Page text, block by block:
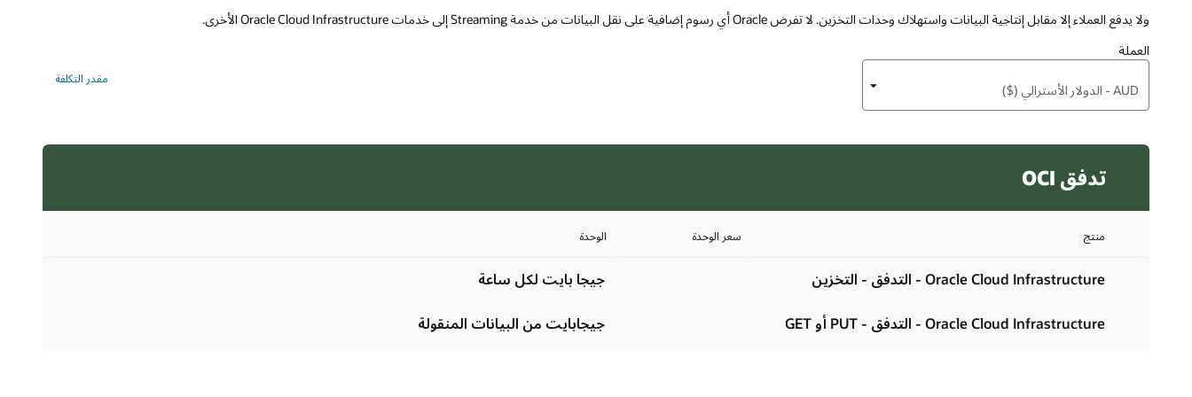
ولا يدفع العملاء إلا مقابل إنتاجية البيانات واستهلاك وحدات التخزين. لا تفرض Oracle أي رسوم إضافية على نقل البيانات من خدمة Streaming إلى خدمات Oracle Cloud Infrastructure الأخرى.
العملة
مقدر التكلفة
تدفق OCI
منتج سعر الوحدة الوحدة
Oracle Cloud Infrastructure - التدفق - التخزين جيجا بايت لكل ساعة
Oracle Cloud Infrastructure - التدفق - PUT أو GET جيجابايت من البيانات المنقولة